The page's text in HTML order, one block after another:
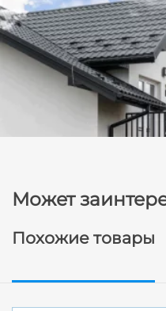
Может
Похожие товары